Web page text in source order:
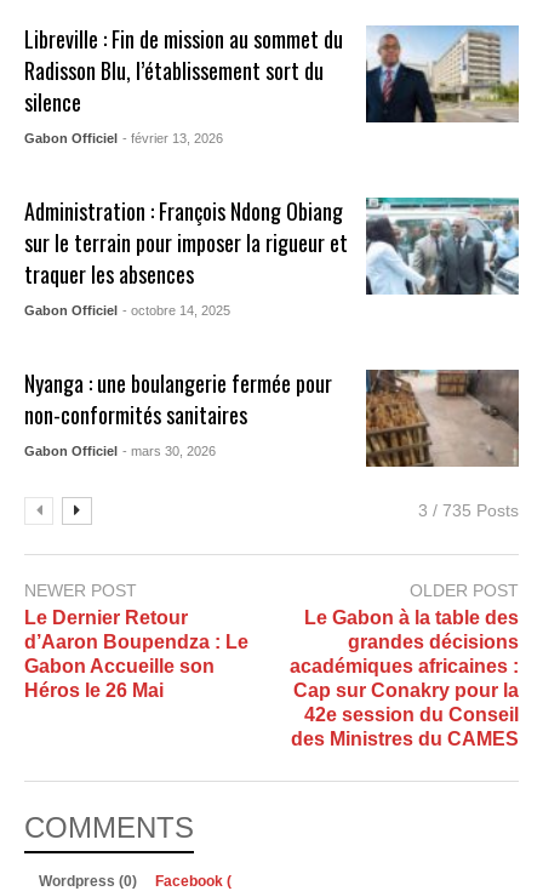
Libreville : Fin de mission au sommet du
Radisson Blu, l’établissement sort du
silence
Gabon Officiel - février 13, 2026
Administration : François Ndong Obiang
sur le terrain pour imposer la rigueur et
traquer les absences
Gabon Officiel - octobre 14, 2025
Nyanga : une boulangerie fermée pour
non-conformités sanitaires
Gabon Officiel - mars 30, 2026
3 / 735 Posts
NEWER POST
Le Dernier Retour
d’Aaron Boupendza : Le
Gabon Accueille son
Héros le 26 Mai
OLDER POST
Le Gabon à la table des
grandes décisions
académiques africaines :
Cap sur Conakry pour la
42e session du Conseil
des Ministres du CAMES
COMMENTS
Wordpress (0) Facebook (